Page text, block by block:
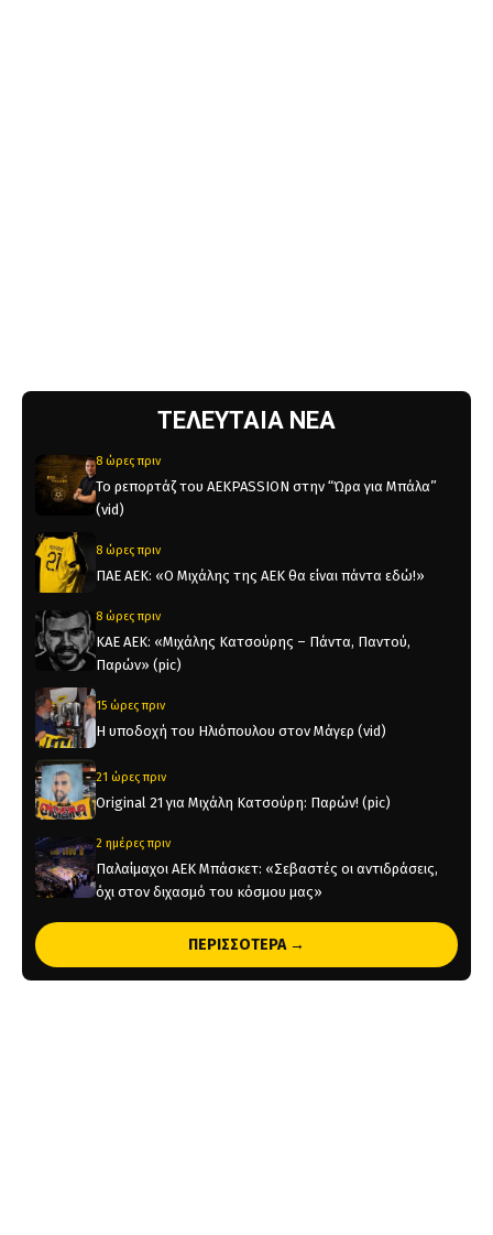
ΤΕΛΕΥΤΑΙΑ ΝΕΑ
8 ώρες πριν
Το ρεπορτάζ του AEKPASSION στην “Ώρα για Μπάλα”
(vid)
8 ώρες πριν
ΠΑΕ ΑΕΚ: «Ο Μιχάλης της ΑΕΚ θα είναι πάντα εδώ!»
8 ώρες πριν
KAE AEK: «Μιχάλης Κατσούρης – Πάντα, Παντού,
Παρών» (pic)
15 ώρες πριν
Η υποδοχή του Ηλιόπουλου στον Μάγερ (vid)
21 ώρες πριν
Original 21 για Μιχάλη Κατσούρη: Παρών! (pic)
2 ημέρες πριν
Παλαίμαχοι ΑΕΚ Μπάσκετ: «Σεβαστές οι αντιδράσεις,
όχι στον διχασμό του κόσμου μας»
2 ημέρες πριν
Χάντμπολ Γυναικών: Παίκτρια της ΑΕΚ η Νικολίνα
ΠΕΡΙΣΣΟΤΕΡΑ →